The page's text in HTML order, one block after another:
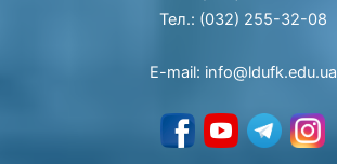
Тел.: (032) 255-32-08
E-mail: info@ldufk.edu.ua